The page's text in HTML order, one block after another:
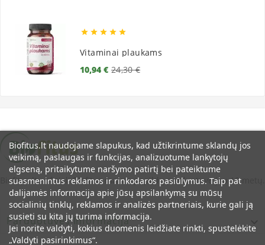
    
Vitaminai plaukams
10,94 € 24,30 €
Biofitus.lt - oficiali Biofitus maisto papildų parduotuvė jau 12 metų.
Parduotuvės Informacija 
Biofitus.lt naudojame slapukus, kad užtikrintume sklandų jos
veikimą, paslaugas ir funkcijas, analizuotume lankytojų
elgseną, pritaikytume naršymo patirtį bei pateiktume
suasmenintus reklamos ir rinkodaros pasiūlymus. Taip pat
dalijamės informacija apie jūsų apsilankymą su mūsų
socialinių tinklų, reklamos ir analizės partneriais, kurie gali ją
susieti su kita jų turima informacija.
Jei norite valdyti, kokius duomenis leidžiate rinkti, spustelėkite
„Valdyti pasirinkimus“.